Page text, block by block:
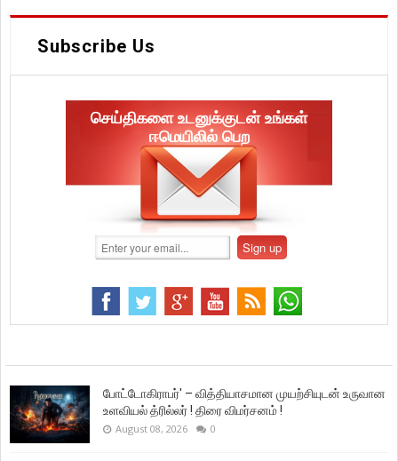
Subscribe Us
செய்திகளை உடனுக்குடன் உங்கள்
ஈமெயிலில் பெற
போட்டோகிராபர்' – வித்தியாசமான முயற்சியுடன் உருவான
உளவியல் த்ரில்லர் ! திரை விமர்சனம் !
August 08, 2026 0